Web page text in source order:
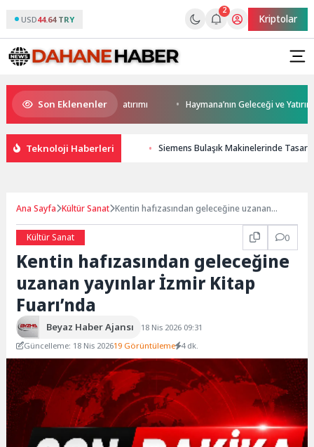
USD44.64 TRY
2
Kriptolar
Son Eklenenler
modern ulaşım yatırımı Haymana’nın Geleceği ve Yatırım
Teknoloji Haberleri Siemens Bulaşık Makinelerinde
Ana Sayfa Kültür Sanat Kentin hafızasından geleceğine uzanan
Kültür Sanat
0
Kentin hafızasından geleceğine
uzanan yayınlar İzmir Kitap
Fuarı’nda
Beyaz Haber Ajansı
18 Nis 2026 09:31
Güncelleme: 18 Nis 202619 Görüntüleme 4 dk.